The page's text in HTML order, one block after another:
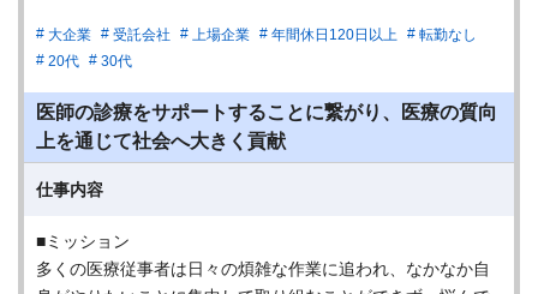
大企業 受託会社 上場企業 年間休日120日以上
転勤なし
20代
30代
医師の診療をサポートすることに繋がり、医療の質向
上を通じて社会へ大きく貢献
仕事内容
■ミッション
多くの医療従事者は日々の煩雑な作業に追われ、なかなか自